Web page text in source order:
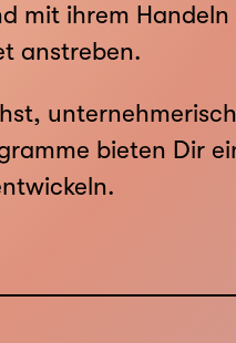
mit ihrem
anstreben.
bieten Dir